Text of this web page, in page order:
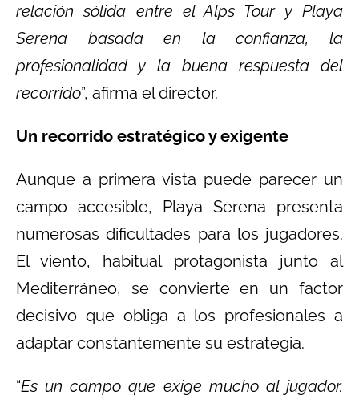
relación sólida entre el Alps Tour y Playa
Serena basada en la confianza, la
profesionalidad y la buena respuesta del
recorrido”, afirma el director.
Un recorrido estratégico y exigente
Aunque a primera vista puede parecer un
campo accesible, Playa Serena presenta
numerosas dificultades para los jugadores.
El viento, habitual protagonista junto al
Mediterráneo, se convierte en un factor
decisivo que obliga a los profesionales a
adaptar constantemente su estrategia.
“Es un campo que exige mucho al jugador.